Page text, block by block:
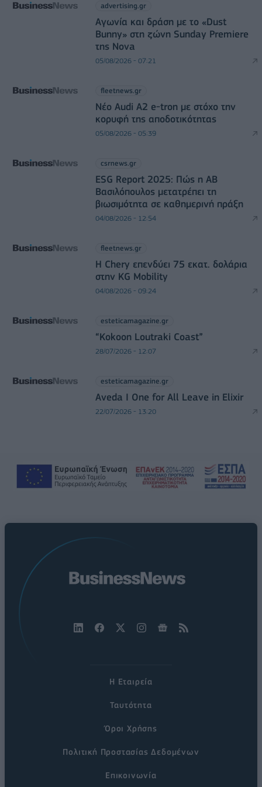
advertising.gr
Αγωνία και δράση με το «Dust
Bunny» στη ζώνη Sunday Premiere
της Nova
05/08/2026 - 07:21
fleetnews.gr
Νέο Audi A2 e-tron με στόχο την
κορυφή της αποδοτικότητας
05/08/2026 - 05:39
csrnews.gr
ESG Report 2025: Πώς η ΑΒ
Βασιλόπουλος μετατρέπει τη
βιωσιμότητα σε καθημερινή πράξη
04/08/2026 - 12:54
fleetnews.gr
Η Chery επενδύει 75 εκατ. δολάρια
στην KG Mobility
04/08/2026 - 09:24
esteticamagazine.gr
“Kokoon Loutraki Coast”
28/07/2026 - 12:07
esteticamagazine.gr
Aveda I One for All Leave in Elixir
22/07/2026 - 13:20
Η Εταιρεία
Ταυτότητα
Όροι Χρήσης
Πολιτική Προστασίας Δεδομένων
Επικοινωνία